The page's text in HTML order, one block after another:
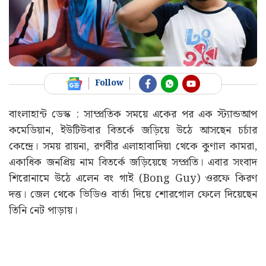
Follow
বাংলাহান্ট ডেস্ক : সাম্প্রতিক সময়ে একের পর এক স্ট্যান্ডআপ
কমেডিয়ান, ইউটিউবার বিতর্কে জড়িয়ে উঠে আসছেন চর্চার
কেন্দ্রে। সময় রায়না, রণবীর এলাহাবাদিয়া থেকে কুণাল কামরা,
একাধিক জনপ্রিয় নাম বিতর্কে জড়িয়েছে সম্প্রতি। এবার সংবাদ
শিরোনামে উঠে এলেন বং গাই (Bong Guy) ওরফে কিরণ
দত্ত। জেল থেকে ভিডিও বার্তা দিয়ে শোরগোল ফেলে দিয়েছেন
তিনি নেট পাড়ায়।